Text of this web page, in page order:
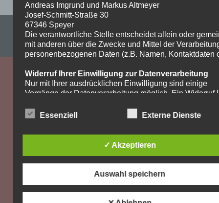
Impressum & Datenschutzerklärung
WordPress-Theme: Dynamic News von ThemeZee.
Andreas Imgrund und Markus Altmeyer
Josef-Schmitt-Straße 30
67346 Speyer
Die verantwortliche Stelle entscheidet allein oder
mit anderen über die Zwecke und Mittel der
personenbezogenen Daten (z.B. Namen, Kontaktdaten
Widerruf Ihrer Einwilligung zur Datenverarbeitung
Nur mit Ihrer ausdrücklichen Einwilligung sind einige
Vorgänge der Datenverarbeitung möglich. Ein Widerruf
Widerruf genügt eine formlose Mitteilung per E-Mail. Die
Recht auf Beschwerde bei der zuständigen
Aufsichtsbehörde
Als Betroffener steht Ihnen im Falle eines
der zuständigen Aufsichtsbehörde zu. Zuständige
Aufsichtsbehörde bezüglich datenschutzrechtlicher
Essenziell Externe Dienste
✓ Akzeptieren
Auswahl speichern